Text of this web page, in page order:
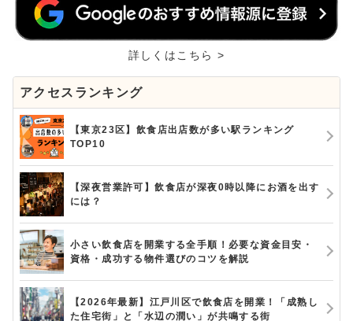
詳しくはこちら >
アクセスランキング
【東京23区】飲食店出店数が多い駅ランキング
TOP10
【深夜営業許可】飲食店が深夜0時以降にお酒を出す
には？
小さい飲食店を開業する全手順！必要な資金目安・
資格・成功する物件選びのコツを解説
【2026年最新】江戸川区で飲食店を開業！「成熟し
た住宅街」と「水辺の潤い」が共鳴する街